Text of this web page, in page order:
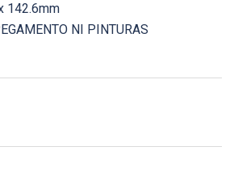
142.6mm
NI PINTURAS